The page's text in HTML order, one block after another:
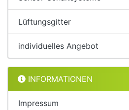
Lüftungsgitter
individuelles Angebot
INFORMATIONEN
Impressum